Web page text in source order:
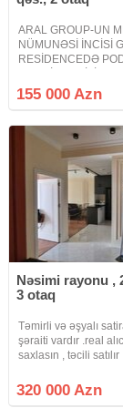
ARAL GROUP-UN
NÜMUNƏSİ İNCİSİ
RESİDENCEDƏ
YENİ TİKİLİ
YAŞAYIŞ
RESİDENCEDƏ.
ən prestijli
155 000 Azn
Nəsimi rayonu ,
3 otaq
Təmirli və əşyalı
şəraiti vardır .real
saxlasın , təcili
320 000 Azn